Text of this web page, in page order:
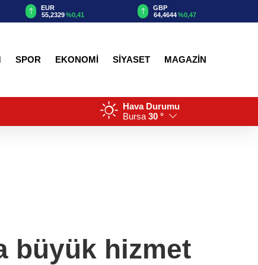
EUR
55,2329 %0,41
GBP
64,4644%0,47
SPOR EKONOMİ SİYASET MAGAZİN
Hava Durumu
Bursa 30 °
büyük hizmet